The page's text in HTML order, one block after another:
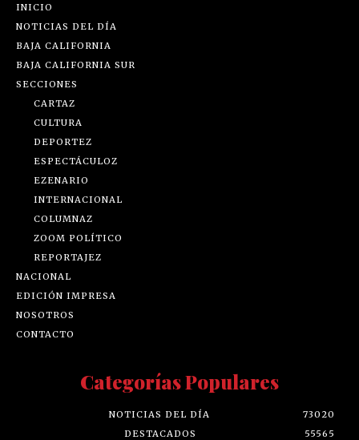
INICIO
NOTICIAS DEL DÍA
BAJA CALIFORNIA
BAJA CALIFORNIA SUR
SECCIONES
CARTAZ
CULTURA
DEPORTEZ
ESPECTÁCULOZ
EZENARIO
INTERNACIONAL
COLUMNAZ
ZOOM POLÍTICO
REPORTAJEZ
NACIONAL
EDICIÓN IMPRESA
NOSOTROS
CONTACTO
Categorías Populares
NOTICIAS DEL DÍA
73020
DESTACADOS
55565